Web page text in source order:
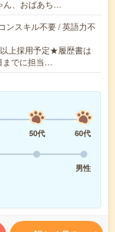
ん、おばあち…
ンスキル不要 / 英語力不
上採用予定★履歴書は
までに担当…
50代
60代
男性